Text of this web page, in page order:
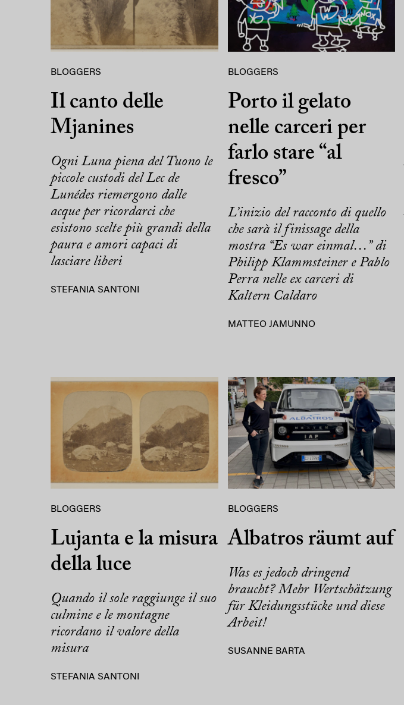
BLOGGERS
Il canto delle
Mjanines
Ogni Luna piena del Tuono le
piccole custodi del Lec de
Lunédes riemergono dalle
acque per ricordarci che
esistono scelte più grandi della
paura e amori capaci di
lasciare liberi
STEFANIA SANTONI
BLOGGERS
Porto il gelato
nelle carceri per
farlo stare “al
fresco”
L’inizio del racconto di quello
che sarà il finissage della
mostra “Es war einmal…” di
Philipp Klammsteiner e Pablo
Perra nelle ex carceri di
Kaltern Caldaro
MATTEO JAMUNNO
BLOGGERS
Lujanta e la misura
della luce
Quando il sole raggiunge il suo
culmine e le montagne
ricordano il valore della
misura
STEFANIA SANTONI
BLOGGERS
Albatros räumt auf
Was es jedoch dringend
braucht? Mehr Wertschätzung
für Kleidungsstücke und diese
Arbeit!
SUSANNE BARTA